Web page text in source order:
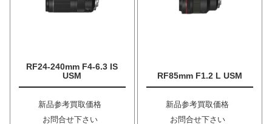
RF24-240mm F4-6.3 IS
USM
新品参考買取価格
お問合せ下さい
RF85mm F1.2 L USM
新品参考買取価格
お問合せ下さい